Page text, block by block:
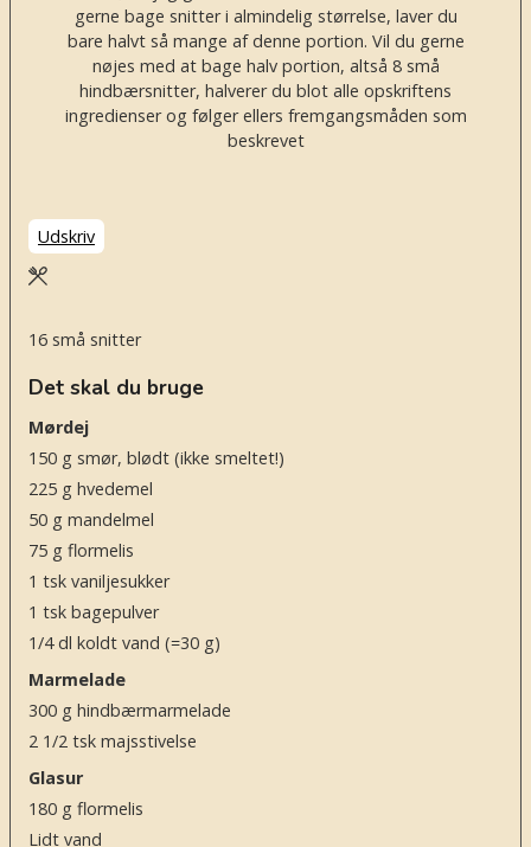
gerne bage snitter i almindelig størrelse, laver du
bare halvt så mange af denne portion. Vil du gerne
nøjes med at bage halv portion, altså 8 små
hindbærsnitter, halverer du blot alle opskriftens
ingredienser og følger ellers fremgangsmåden som
beskrevet
Udskriv
16 små snitter
Det skal du bruge
Mørdej
150 g smør, blødt (ikke smeltet!)
225 g hvedemel
50 g mandelmel
75 g flormelis
1 tsk vaniljesukker
1 tsk bagepulver
1/4 dl koldt vand (=30 g)
Marmelade
300 g hindbærmarmelade
2 1/2 tsk majsstivelse
Glasur
180 g flormelis
Lidt vand